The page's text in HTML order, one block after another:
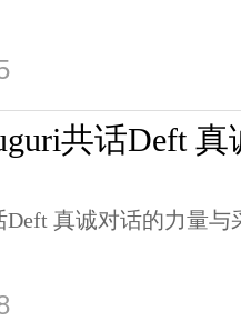
共话Deft
Deft 真诚对话的力量与